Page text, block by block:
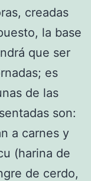
creadas
la base
que ser
es
de las
son:
a carnes y
(harina de
de cerdo,